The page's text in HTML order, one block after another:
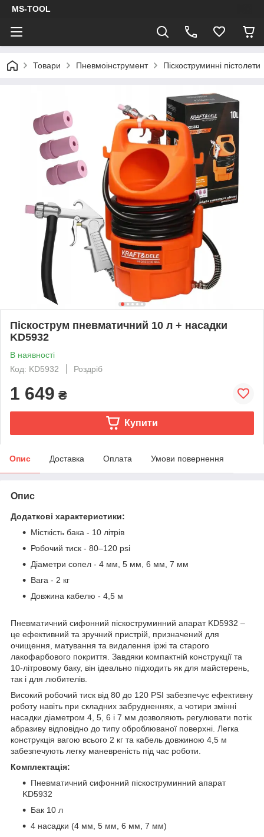
MS-TOOL
Товари Пневмоінструмент Піскоструминні пістолети
Піскострум пневматичний 10 л + насадки
KD5932
В наявності
Код: KD5932
Роздріб
1 649 ₴
Купити
Опис Доставка Оплата Умови повернення
Опис
Додаткові характеристики:
Місткість бака - 10 літрів
Робочий тиск - 80–120 psi
Діаметри сопел - 4 мм, 5 мм, 6 мм, 7 мм
Вага - 2 кг
Довжина кабелю - 4,5 м
Пневматичний сифонний піскоструминний апарат KD5932 –
це ефективний та зручний пристрій, призначений для
очищення, матування та видалення іржі та старого
лакофарбового покриття. Завдяки компактній конструкції та
10-літровому баку, він ідеально підходить як для майстерень,
так і для любителів.
Високий робочий тиск від 80 до 120 PSI забезпечує ефективну
роботу навіть при складних забрудненнях, а чотири змінні
насадки діаметром 4, 5, 6 і 7 мм дозволяють регулювати потік
абразиву відповідно до типу оброблюваної поверхні. Легка
конструкція вагою всього 2 кг та кабель довжиною 4,5 м
забезпечують легку маневреність під час роботи.
Комплектація:
Пневматичний сифонний піскоструминний апарат
KD5932
Бак 10 л
4 насадки (4 мм, 5 мм, 6 мм, 7 мм)